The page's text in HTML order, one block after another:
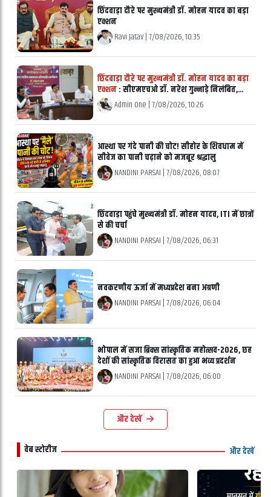
छिंदवाड़ा दौरे पर मुख्यमंत्री डॉ. मोहन यादव का बड़ा
एक्शन
Ravi Jatav|7/08/2026, 10:35
छिंदवाड़ा दौरे पर मुख्यमंत्री डॉ. मोहन यादव का बड़ा
एक्शन: सीएमएचओ डॉ. नरेश गुन्नाड़े निलंबित,
लापरवाह तहसीलदार और पटवारी पर भी गिरी गाज
Admin One |7/08/2026, 10:26
आस्था पर गंदे पानी की चोट! सीहोर के शिवधाम में
सीवेज का पानी चढ़ाने को मजबूर श्रद्धालु
NANDINI PARSAI |7/08/2026, 08:07
छिंदवाड़ा पहुंचे मुख्यमंत्री डॉ. मोहन यादव, ITI में छात्रों
से की चर्चा
NANDINI PARSAI |7/08/2026, 06:31
नवकरणीय ऊर्जा में मध्यप्रदेश बना अग्रणी
NANDINI PARSAI |7/08/2026, 06:04
भोपाल में सजा ब्रिक्स सांस्कृतिक महोत्सव-2026, छह
देशों की सांस्कृतिक विरासत का हुआ भव्य प्रदर्शन
NANDINI PARSAI |7/08/2026, 06:00
और देखें
वेब स्टोरीज और देखें